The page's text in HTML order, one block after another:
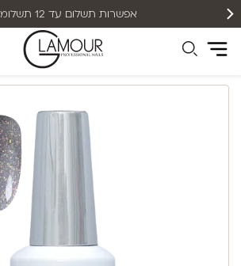
אפשרות תשלום עד 12 תשלומים